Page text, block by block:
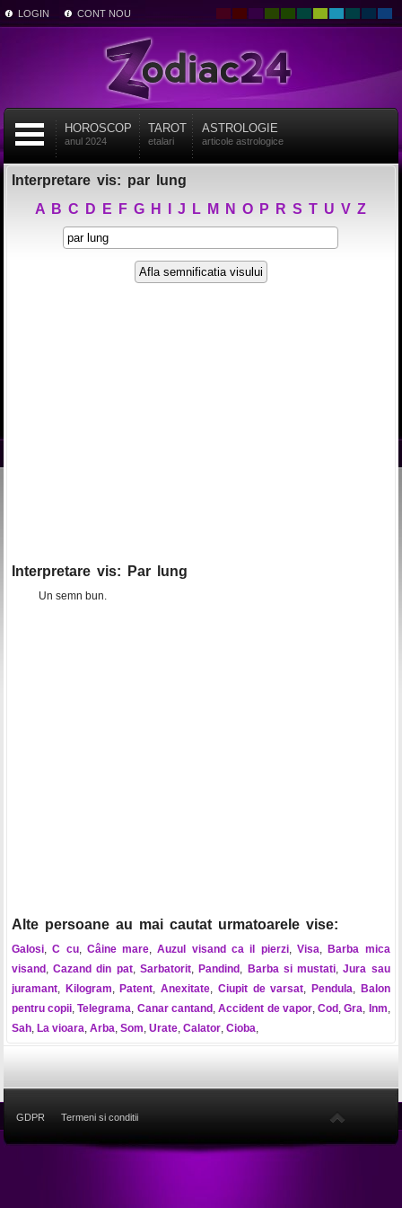
LOGIN CONT NOU
HOROSCOP
anul 2024
TAROT
etalari
ASTROLOGIE
articole astrologice
Interpretare vis: par lung
A B C D E F G H J L M N O P R S T U V Z
Interpretare vis: Par lung
Un semn bun.
Alte persoane au mai cautat urmatoarele vise:
Galosi,C cu, Câine mare,Auzul visand ca il pierzi,Visa, Barba mica
visand ,Cazand din pat,Sarbatorit, Pandind , Barba si mustati,Jura sau
juramant, Kilogram, Patent,Anexitate, Ciupit de varsat, Pendula, Balon
pentru copii,Telegrama, Canar cantand ,Accident de vapor,Cod ,Gra, Inm,
Sah, La vioara, Arba, Som, Urate, Calator, Cioba,
GDPR Termeni si conditii